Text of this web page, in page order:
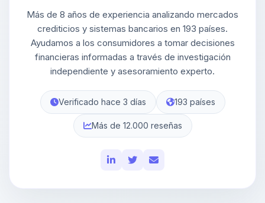
Más de 8 años de experiencia analizando mercados
crediticios y sistemas bancarios en 193 países.
Ayudamos a los consumidores a tomar decisiones
financieras informadas a través de investigación
independiente y asesoramiento experto.
Verificado hace 3 días 193 países
Más de 12.000 reseñas